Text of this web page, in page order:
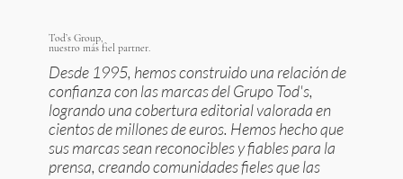
​Tod’s Group,
nuestro más fiel partner.
Desde 1995, hemos construido una relación de
confianza con las marcas del Grupo Tod's,
logrando una cobertura editorial valorada en
cientos de millones de euros. Hemos hecho que
sus marcas sean reconocibles y fiables para la
prensa, creando comunidades fieles que las